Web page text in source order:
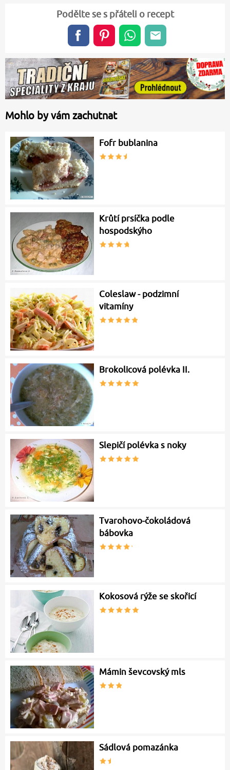
Podělte se s přáteli o recept
Mohlo by vám zachutnat
Fofr bublanina
Krůtí prsíčka podle
hospodskýho
Coleslaw - podzimní
vitamíny
Brokolicová polévka II.
Slepičí polévka s noky
Tvarohovo-čokoládová
bábovka
Kokosová rýže se skořicí
Mámin ševcovský mls
Sádlová pomazánka